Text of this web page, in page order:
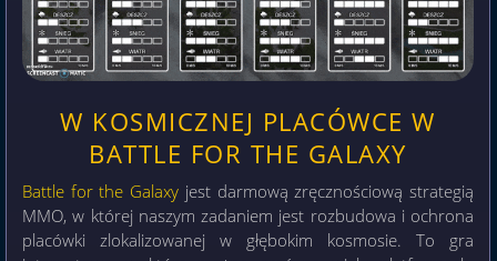
W KOSMICZNEJ PLACÓWCE W
BATTLE FOR THE GALAXY
Battle for the Galaxy jest darmową zręcznościową strategią
MMO, w której naszym zadaniem jest rozbudowa i ochrona
placówki zlokalizowanej w głębokim kosmosie. To gra